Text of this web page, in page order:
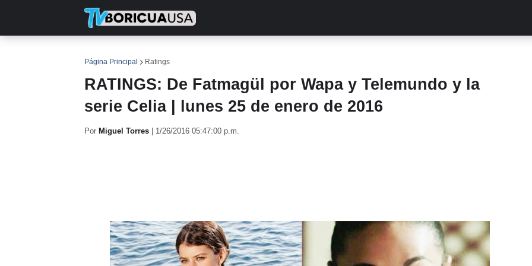
Página Principal Ratings
RATINGS: De Fatmagül por Wapa y Telemundo y la
serie Celia | lunes 25 de enero de 2016
Por Miguel Torres 1/26/2016 05:47:00 p.m.